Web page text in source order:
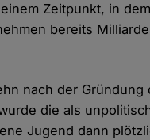
Zeitpunkt, in dem
bereits
nach der Gründung
die als
Jugend dann